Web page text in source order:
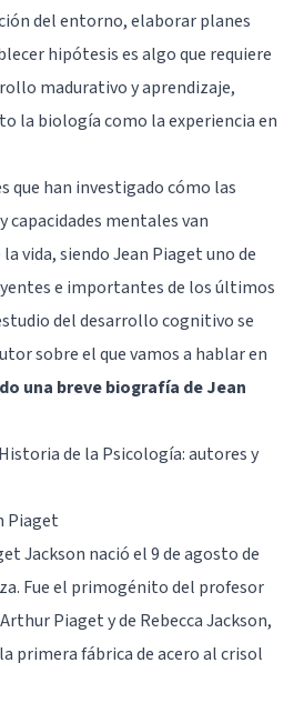
del entorno, elaborar planes
hipótesis es algo que requiere
madurativo y aprendizaje,
la biología como la experiencia en
que han investigado cómo las
capacidades mentales van
vida, siendo Jean Piaget uno de
e importantes de los últimos
del desarrollo cognitivo se
sobre el que vamos a hablar en
una breve biografía de Jean
Historia de la Psicología: autores y
Piaget
Jackson nació el 9 de agosto de
Fue el primogénito del profesor
Piaget y de Rebecca Jackson,
primera fábrica de acero al crisol